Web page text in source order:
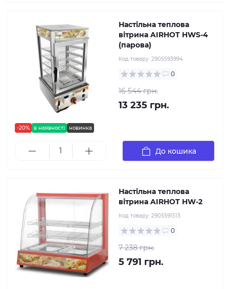
-20% в наявності новинка
Настільна теплова
вітрина AIRHOT HWS-4
(парова)
Код товару: 2905593994
0
16 544 грн.
13 235 грн.
До кошика
Настільна теплова
вітрина AIRHOT HW-2
Код товару: 2905591513
0
7 238 грн.
5 791 грн.